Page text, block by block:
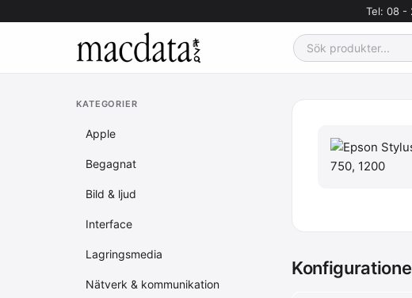
Tel: 08 -
KATEGORIER
Apple
Begagnat
Bild & ljud
Interface
Lagringsmedia
Nätverk & kommunikation